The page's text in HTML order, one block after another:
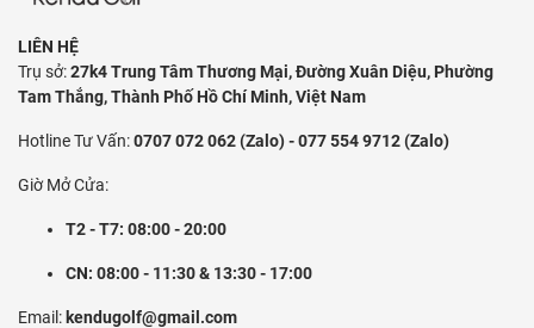
LIÊN HỆ
Trụ sở:27k4 Trung Tâm Thương Mại, Đường Xuân Diệu, Phường
Tam Thắng, Thành Phố Hồ Chí Minh, Việt Nam
Hotline Tư Vấn:0707 072 062 (Zalo) - 077 554 9712 (Zalo)
Giờ Mở Cửa:
T2 - T7: 08:00 - 20:00
CN: 08:00 - 11:30 & 13:30 - 17:00
Email: kendugolf@gmail.com